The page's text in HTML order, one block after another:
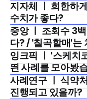
2025년 10월 4주
지자체 ㅣ 희한하
수치가 좋다?
2025년 10월 4주
중앙 ㅣ 조회수 3
다? / '칠곡할매'는
2025년 10월 1주
잉크픽 ㅣ '스케치
띈 사례를 모아봤
2025년 7월 3주
사례연구 ㅣ 식약
진행되고 있을까?